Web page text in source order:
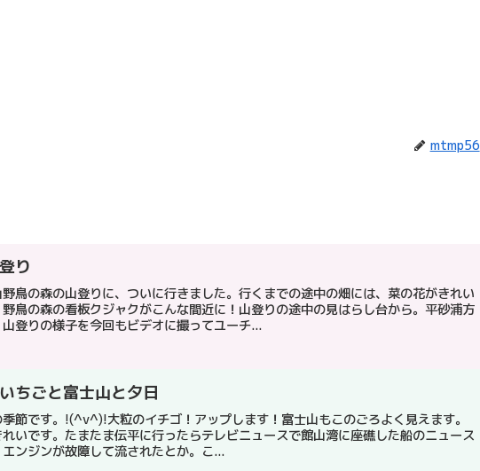
mtmp56
り
鳥の森の山登りに、ついに行きました。行くまでの途中の畑には、菜の花がきれい
鳥の森の看板クジャクがこんな間近に！山登りの途中の見はらし台から。平砂浦方
登りの様子を今回もビデオに撮ってユーチ...
ちごと富士山と夕日
節です。!(^v^)!大粒のイチゴ！アップします！富士山もこのごろよく見えます。
いです。たまたま伝平に行ったらテレビニュースで館山湾に座礁した船のニュース
ンジンが故障して流されたとか。こ...